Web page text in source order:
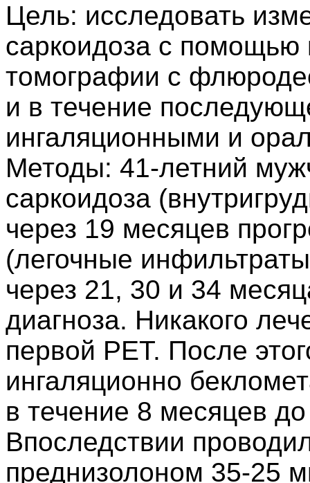
Цель: исследовать
саркоидоза с помощью
томографии с
и в течение
ингаляционными и
Методы: 41-летний
саркоидоза
через 19 месяцев
(легочные
через 21, 30 и 34
диагноза. Никакого
первой PET. После
ингаляционно
в течение 8 месяцев
Впоследствии
преднизолоном 35-25